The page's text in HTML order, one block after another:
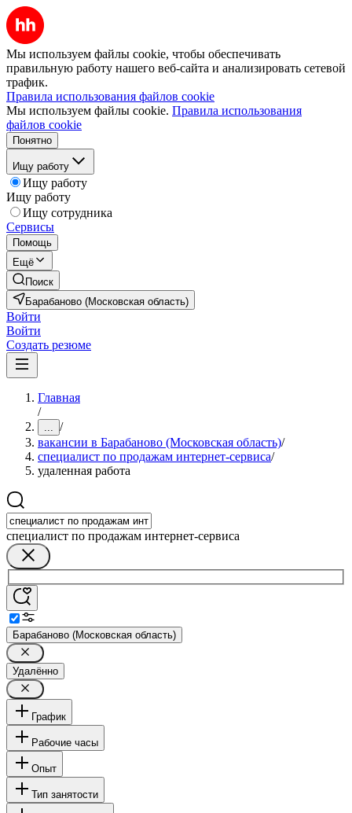
Мы используем файлы cookie, чтобы обеспечивать
правильную работу нашего веб-сайта и анализировать сетевой
трафик.
Правила использования файлов cookie
Мы используем файлы cookie. Правила использования
файлов cookie
Понятно
Ищу работу
Ищу работу
Ищу работу
Ищу сотрудника
Сервисы
Помощь
Ещё
Поиск
Барабаново (Московская область)
Войти
Войти
Создать резюме
Главная
/
... /
вакансии в Барабаново (Московская область)/
специалист по продажам интернет-сервиса/
удаленная работа
специалист по продажам интернет-сервиса
Барабаново (Московская область)
Удалённо
График
Рабочие часы
Опыт
Тип занятости